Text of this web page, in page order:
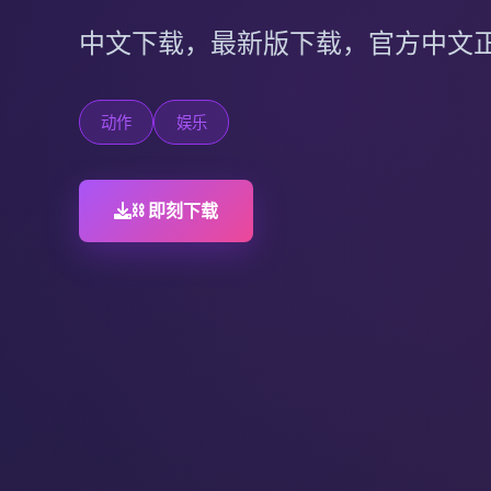
中文下载，最新版下载，官方中文
动作 娱乐
⛓️ 即刻下载